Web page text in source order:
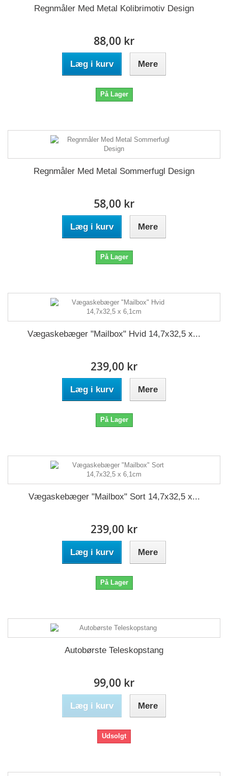
Regnmåler Med Metal Kolibrimotiv Design
88,00 kr
Læg i kurv Mere
På Lager
Regnmåler Med Metal Sommerfugl Design
58,00 kr
Læg i kurv Mere
På Lager
Vægaskebæger "Mailbox" Hvid 14,7x32,5 x...
239,00 kr
Læg i kurv Mere
På Lager
Vægaskebæger "Mailbox" Sort 14,7x32,5 x...
239,00 kr
Læg i kurv Mere
På Lager
Autobørste Teleskopstang
99,00 kr
Læg i kurv Mere
Udsolgt